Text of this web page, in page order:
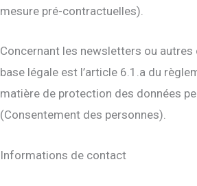
mesure pré-contractuelles).
Concernant les newsletters ou
base légale est l’article 6.1.a du
matière de protection des données
(Consentement des personnes).
Informations de contact